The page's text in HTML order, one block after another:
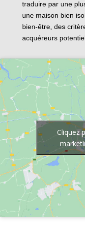
traduire par une
une maison bien
bien-être, des
acquéreurs
Cliquez